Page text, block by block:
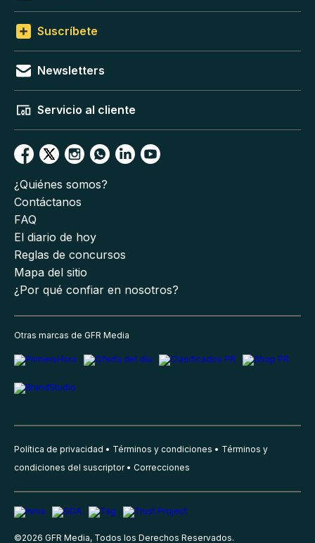
Suscríbete
Newsletters
Servicio al cliente
¿Quiénes somos?
Contáctanos
FAQ
El diario de hoy
Reglas de concursos
Mapa del sitio
¿Por qué confiar en nosotros?
Otras marcas de GFR Media
Política de privacidad Términos y condiciones
Términos y
condiciones del suscriptor
Correcciones
©2026 GFR Media, Todos los Derechos Reservados.